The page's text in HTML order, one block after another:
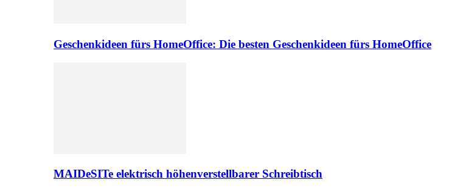
Geschenkideen fürs HomeOffice: Die besten Geschenkideen fürs HomeOffice
MAIDeSITe elektrisch höhenverstellbarer Schreibtisch